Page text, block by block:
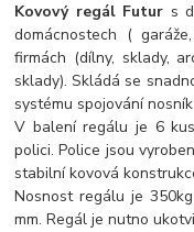
Kovový regál Futur s
domácnostech (
firmách (dílny, sklady,
sklady). Skládá se
systému spojování
V balení regálu je 6
polici. Police jsou
stabilní kovová
Nosnost regálu je
mm. Regál je nutno